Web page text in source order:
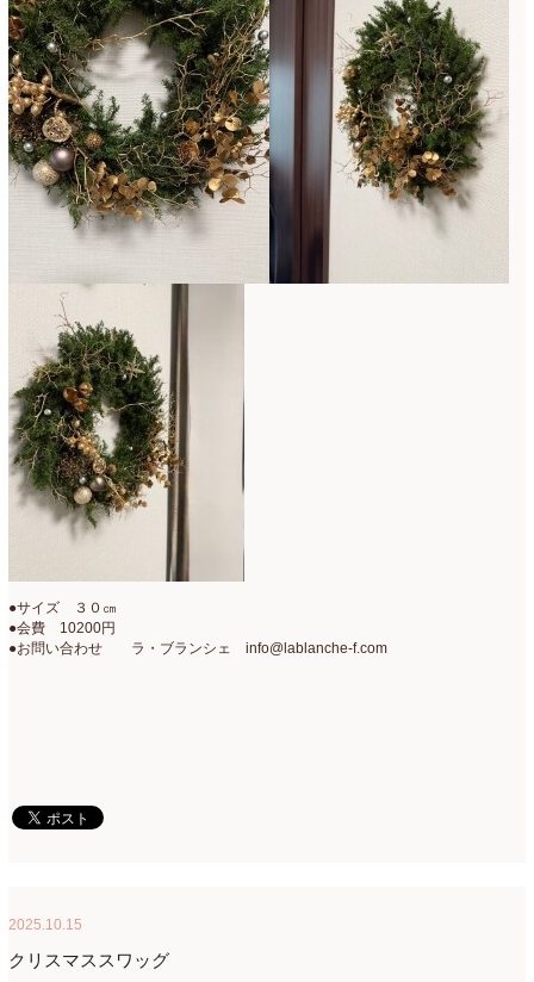
●サイズ ３０㎝
●会費 10200円
●お問い合わせ ラ・ブランシェ info@lablanche-f.com
2025.10.15
クリスマススワッグ